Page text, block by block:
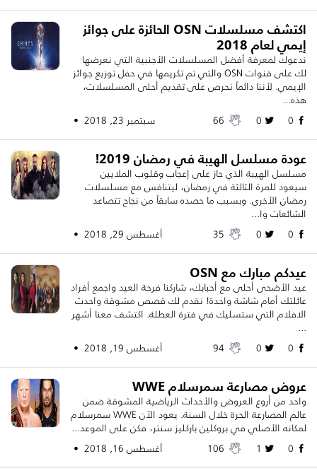
اكتشف مسلسلات OSN الحائزة على جوائز
إيمي لعام 2018
ندعوك لمعرفة أفضل المسلسلات الأجنبية التي نعرضها
لك على قنوات OSN والتي تم تكريمها في حفل توزيع جوائز
الإيمي. لأننا دائماً نحرص على تقديم أحلى المسلسلات،
هذه...
سبتمبر 23, 2018 •
عودة مسلسل الهيبة في رمضان 2019!
مسلسل الهيبة الذي حاز على إعجاب وقلوب الملايين
سيعود للمرة الثالثة في رمضان، ليتنافس مع مسلسلات
رمضان الأخرى. وبسبب ما حصده سابقاً من نجاح تتصاعد
الشائعات وا...
أغسطس 29, 2018 •
عيدكم مبارك مع OSN
عيد الأضحى أحلى مع أحبابك، شاركنا فرحة العيد واجمع أفراد
عائلتك أمام شاشة واحدة! نقدم لك قصص مشوقة واحدث
الافلام التي ستسليك في فترة العطلة. اكتشف معنا أشهر
...
أغسطس 19, 2018 •
عروض مصارعة سمرسلام WWE
واحد من أروع العروض والأحداث الرياضية المشوقة ضمن
عالم المصارعة الحرة خلال السنة. يعود الآن WWE سمرسلام
لمكانه الأصلي في بروكلين باركليز سنتر، فكن على الموعد...
أغسطس 16, 2018 •